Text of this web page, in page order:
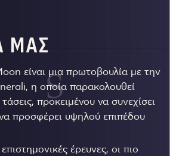
ΜΑΣ
είναι μια πρωτοβουλία με την
η οποία παρακολουθεί
προκειμένου να συνεχίσει
να προσφέρει υψηλού επιπέδου
έρευνες, οι πιο